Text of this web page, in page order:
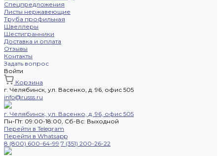
Спецпредложения
Листы нержавеющие
Труба профильная
Швеллеры
Шестигранники
Доставка и оплата
Отзывы
Контакты
Задать вопрос
Войти
Корзина
г. Челябинск, ул. Васенко, д. 96, офис 505
info@russs.ru
г. Челябинск, ул. Васенко, д. 96, офис 505
Пн-Пт: 09:00-18:00, Cб-Вс: Выходной
Перейти в Telegram
Перейти в Whatsapp
8 (800) 600-64-99 7 (351) 200-26-22